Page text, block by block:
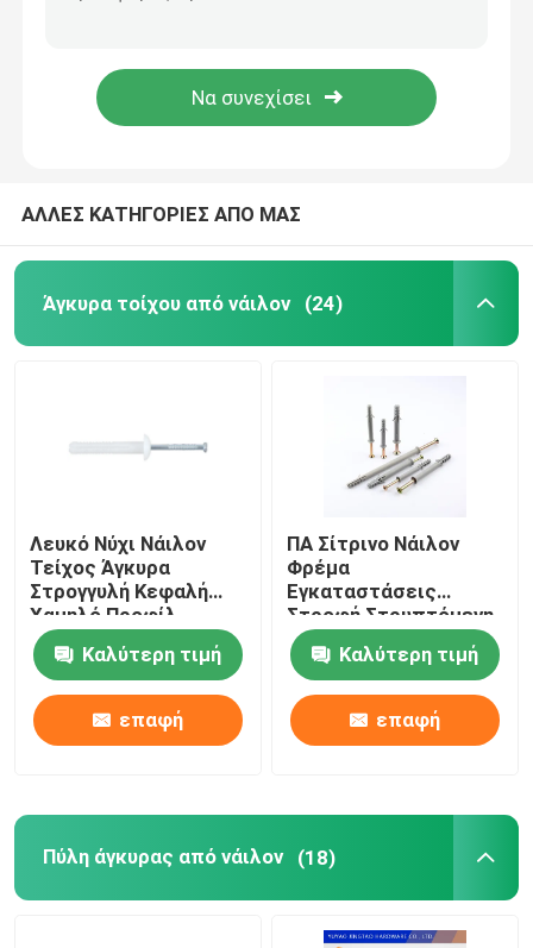
Συσκευές συσκευασίας πλαστικών
Άγκυρα από κράμα ψευδαργύρου
ΑΛΛΕΣ ΚΑΤΗΓΟΡΙΕΣ ΑΠΟ ΜΑΣ
Άγκυρα τοίχου από νάιλον (24)
Λευκό Νύχι Νάιλον
Τείχος Άγκυρα
Στρογγυλή Κεφαλή
Χαμηλό Προφίλ
Τελεία 5MM X 25MM
Καλύτερη τιμή
επαφή
ΠΑ Σίτρινο Νάιλον
Φρέμα
Εγκαταστάσεις
Στροφή Στρυπτόμενη
Κεφαλή Μοναδικές
Φτερούγες Τύπος
Καλύτερη τιμή
επαφή
Πύλη άγκυρας από νάιλον (18)